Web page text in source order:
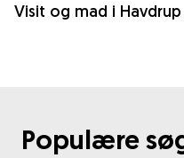
Visit og mad i Havdrup
Populære